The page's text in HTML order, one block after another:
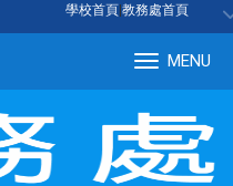
學校首頁 教務處首頁
MENU